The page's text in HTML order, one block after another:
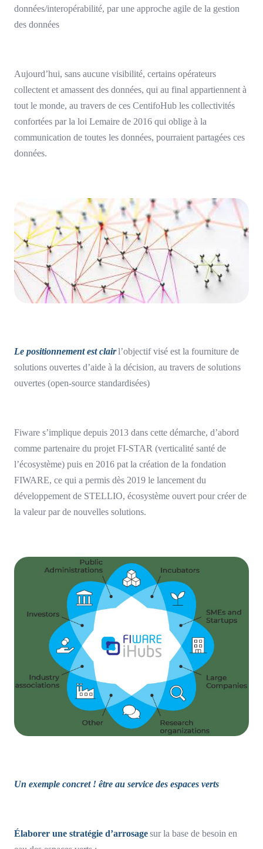
données/interopérabilité, par une approche agile de la gestion
des données
Aujourd’hui, sans aucune visibilité, certains opérateurs
collectent et amassent des données, qui au final appartiennent à
tout le monde, au travers de ces CentifoHub les collectivités
confortées par la loi Lemaire de 2016 qui oblige à la
communication de toutes les données, pourraient partagées ces
données.
Le positionnement est clairl’objectif visé est la fourniture de
solutions ouvertes d’aide à la décision, au travers de solutions
ouvertes (open-source standardisées)
Fiware s’implique depuis 2013 dans cette démarche, d’abord
comme partenaire du projet FI-STAR (verticalité santé de
l’écosystème) puis en 2016 pat la création de la fondation
FIWARE, ce qui a permis dès 2019 le lancement du
développement de STELLIO, écosystème ouvert pour créer de
la valeur par de nouvelles solutions.
Un exemple concret ! être au service des espaces verts
Élaborer une stratégie d’arrosagesur la base de besoin en